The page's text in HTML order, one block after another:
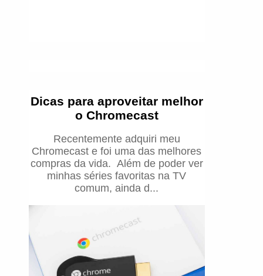
Dicas para aproveitar melhor
o Chromecast
Recentemente adquiri meu
Chromecast e foi uma das melhores
compras da vida. Além de poder ver
minhas séries favoritas na TV
comum, ainda d...